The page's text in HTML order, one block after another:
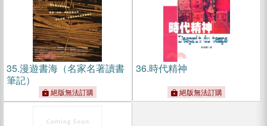
35.漫遊書海（名家名著讀書
筆記）
絕版無法訂購
36.時代精神
絕版無法訂購